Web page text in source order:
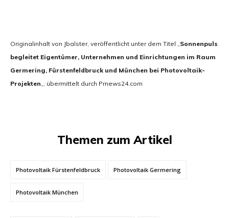
Originalinhalt von Jbalster, veröffentlicht unter dem Titel „Sonnenpuls
begleitet Eigentümer, Unternehmen und Einrichtungen im Raum
Germering, Fürstenfeldbruck und München bei Photovoltaik-
Projekten„, übermittelt durch Prnews24.com
Themen zum Artikel
Photovoltaik Fürstenfeldbruck Photovoltaik Germering
Photovoltaik München